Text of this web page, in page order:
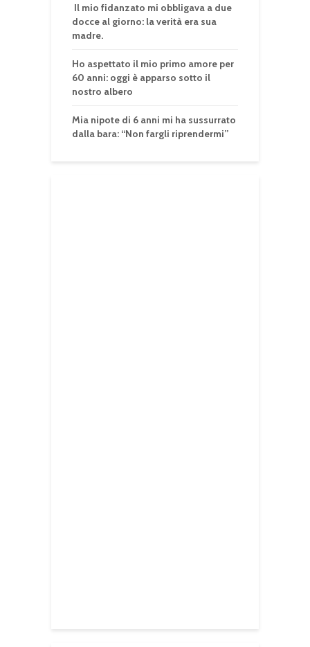
Il mio fidanzato mi obbligava a due
docce al giorno: la verità era sua
madre.
Ho aspettato il mio primo amore per
60 anni: oggi è apparso sotto il
nostro albero
Mia nipote di 6 anni mi ha sussurrato
dalla bara: “Non fargli riprendermi”